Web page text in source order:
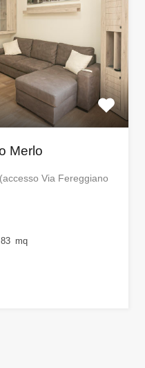
Merlo
Via Fereggiano
83 mq